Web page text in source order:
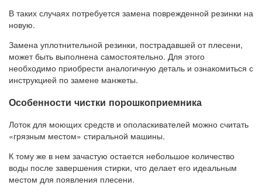
В таких случаях потребуется замена поврежденной резинки на
новую.
Замена уплотнительной резинки, пострадавшей от плесени,
может быть выполнена самостоятельно. Для этого
необходимо приобрести аналогичную деталь и ознакомиться с
инструкцией по замене манжеты.
Особенности чистки порошкоприемника
Лоток для моющих средств и ополаскивателей можно считать
«грязным местом» стиральной машины.
К тому же в нем зачастую остается небольшое количество
воды после завершения стирки, что делает его идеальным
местом для появления плесени.